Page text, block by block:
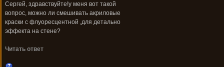
Сергей, здравствуйте!у меня вот такой
вопрос, можно ли смешивать акриловые
краски с флуоресцентной ,для детально
эффекта на стене?
Читать ответ